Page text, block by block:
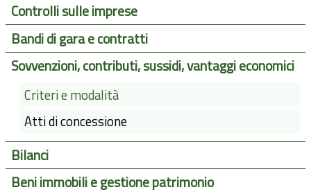
Controlli sulle imprese
Bandi di gara e contratti
Sovvenzioni, contributi, sussidi, vantaggi economici
Criteri e modalità
Atti di concessione
Bilanci
Beni immobili e gestione patrimonio